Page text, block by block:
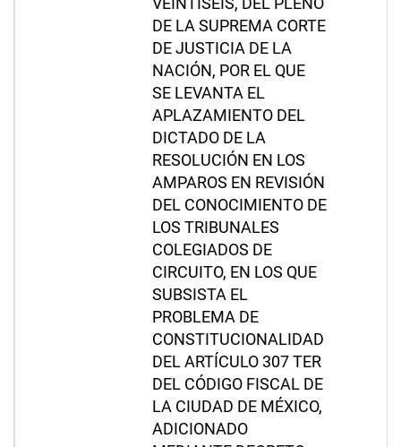
DE LA SUPREMA CORTE
DE JUSTICIA DE LA
NACIÓN, POR EL QUE
SE LEVANTA EL
APLAZAMIENTO DEL
DICTADO DE LA
RESOLUCIÓN EN LOS
AMPAROS EN REVISIÓN
DEL CONOCIMIENTO DE
LOS TRIBUNALES
COLEGIADOS DE
CIRCUITO, EN LOS QUE
SUBSISTA EL
PROBLEMA DE
CONSTITUCIONALIDAD
DEL ARTÍCULO 307 TER
DEL CÓDIGO FISCAL DE
LA CIUDAD DE MÉXICO,
ADICIONADO